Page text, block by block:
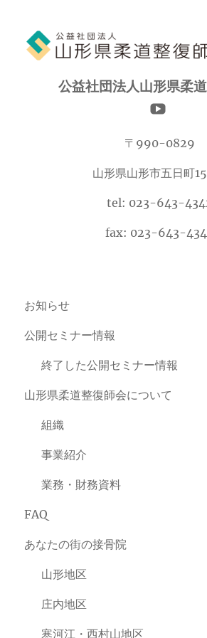
ブ
公益社団法人山形県柔
〒990-0829
山形県山形市五日町
tel: 023-643-
fax: 023-643-
お知らせ
公開セミナー情報
終了した公開セミナー情報
山形県柔道整復師会について
組織
事業紹介
業務・財務資料
FAQ
あなたの街の接骨院
山形地区
庄内地区
寒河江・西村山地区